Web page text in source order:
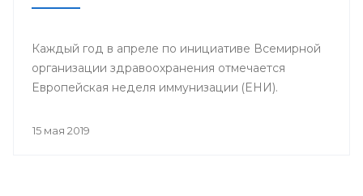
Каждый год в апреле по инициативе Всемирной
организации здравоохранения отмечается
Европейская неделя иммунизации (ЕНИ).
15 мая 2019